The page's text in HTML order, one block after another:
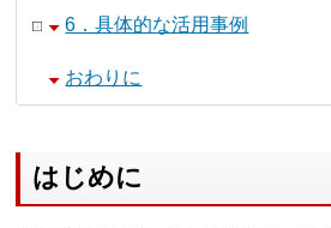
6．具体的な活用事例
おわりに
はじめに